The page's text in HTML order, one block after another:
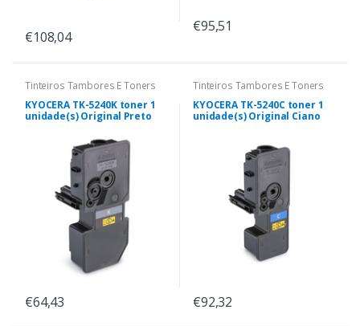
€108,04
€95,51
Tinteiros Tambores E Toners
KYOCERA TK-5240K toner 1
unidade(s) Original Preto
€64,43
Tinteiros Tambores E Toners
KYOCERA TK-5240C toner 1
unidade(s) Original Ciano
€92,32